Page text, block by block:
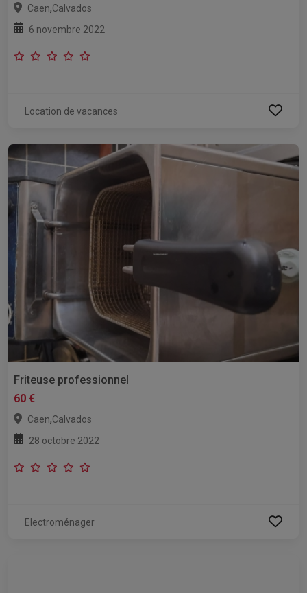
Caen,Calvados
6 novembre 2022
Location de vacances
Friteuse professionnel
60 €
Caen,Calvados
28 octobre 2022
Electroménager